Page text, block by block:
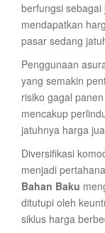
berfungsi
mendapatkan
pasar sedang
Penggunaan
yang semakin
risiko gagal
mencakup
jatuhnya harga
Diversifikasi
menjadi
Bahan Baku
ditutupi oleh
siklus harga